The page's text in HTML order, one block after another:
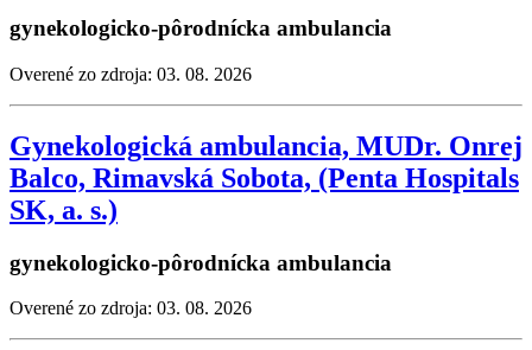
gynekologicko-pôrodnícka ambulancia
Overené zo zdroja: 03. 08. 2026
Gynekologická ambulancia, MUDr. Onrej
Balco, Rimavská Sobota, (Penta Hospitals
SK, a. s.)
gynekologicko-pôrodnícka ambulancia
Overené zo zdroja: 03. 08. 2026